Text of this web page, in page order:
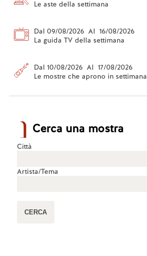
Le aste della settimana
Dal 09/08/2026 Al 16/08/2026
La guida TV della settimana
Dal 10/08/2026 Al 17/08/2026
Le mostre che aprono in settimana
Cerca una mostra
Città
Artista/Tema